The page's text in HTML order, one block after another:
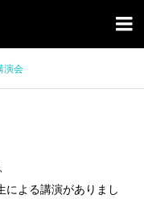

演会
による講演がありまし